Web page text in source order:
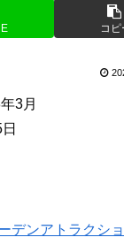
コピ
3月
デンアトラクシ